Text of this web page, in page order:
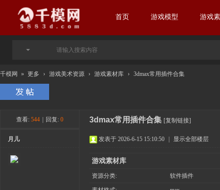
首页 游戏模型 游戏
千模网 » 更多 › 游戏美术资源 › 游戏素材库 › 3dmax常用插件合集
查看: 544 回复: 0 3dmax常用插件合集 [复制链接]
月儿 发表于 2026-6-15 15:10:50 显示全部楼层
游戏素材库
资源分类: 软件插件